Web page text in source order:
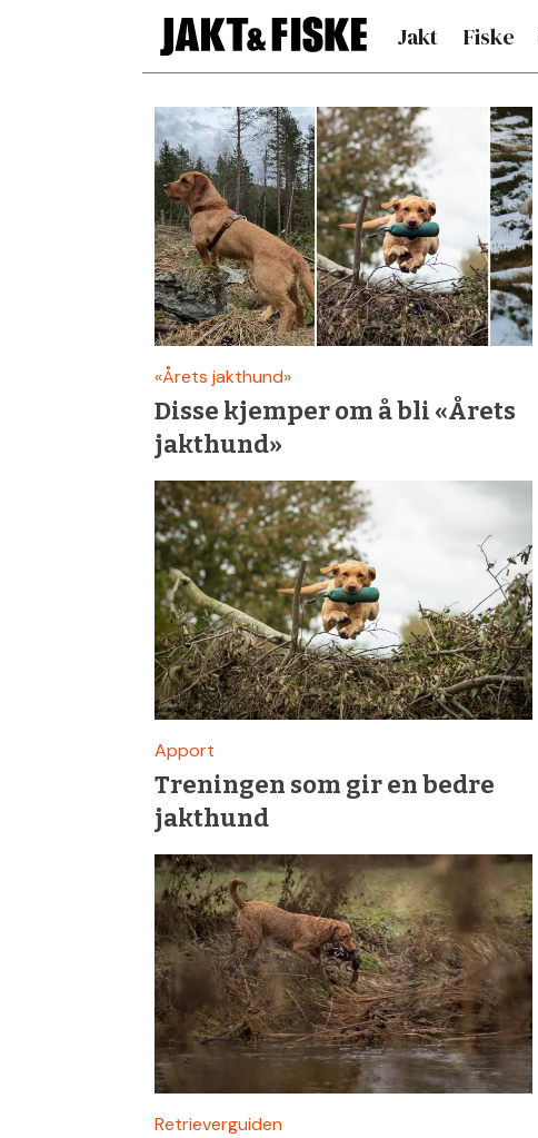
Jakt Fiske
retriever
«Årets jakthund»
Disse kjemper om å bli «Årets
jakthund»
Apport
Treningen som gir en bedre
jakthund
Retrieverguiden